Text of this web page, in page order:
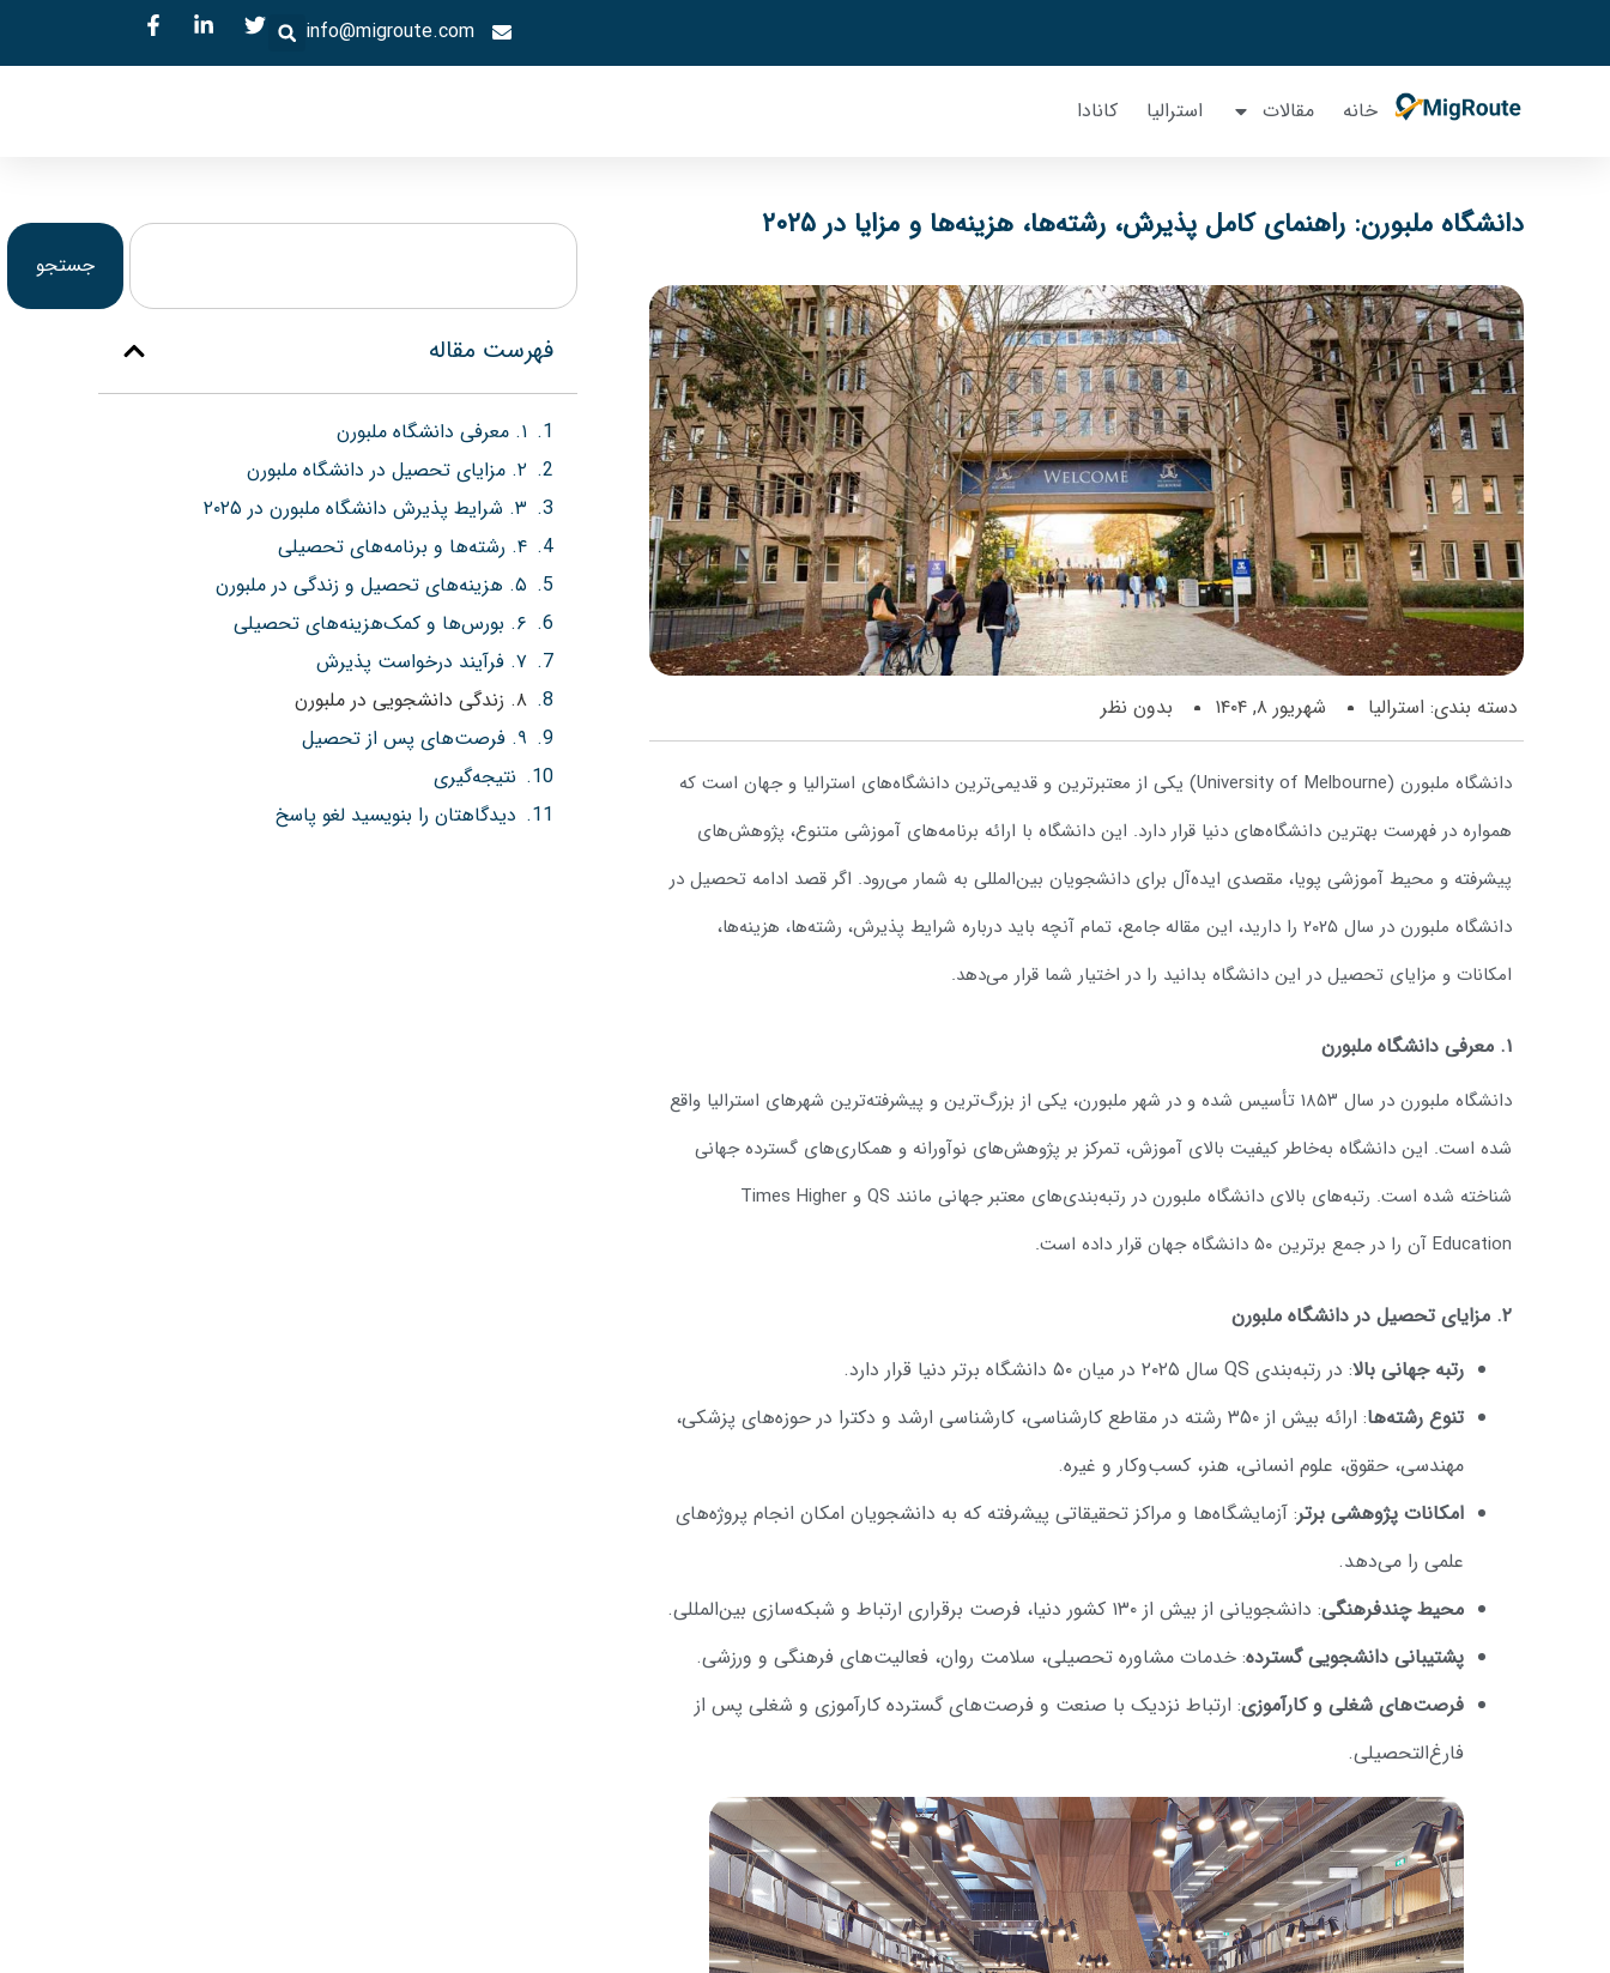
info@migroute.com
خانه مقالات استرالیا کانادا
دانشگاه ملبورن: راهنمای کامل پذیرش، رشته‌ها، هزینه‌ها و مزایا در ۲۰۲۵
دسته بندی: استرالیا شهریور ۸, ۱۴۰۴ بدون نظر
دانشگاه ملبورن (University of Melbourne) یکی از معتبرترین و قدیمی‌ترین دانشگاه‌های استرالیا و جهان است که
همواره در فهرست بهترین دانشگاه‌های دنیا قرار دارد. این دانشگاه با ارائه برنامه‌های آموزشی متنوع، پژوهش‌های
پیشرفته و محیط آموزشی پویا، مقصدی ایده‌آل برای دانشجویان بین‌المللی به شمار می‌رود. اگر قصد ادامه تحصیل در
دانشگاه ملبورن در سال ۲۰۲۵ را دارید، این مقاله جامع، تمام آنچه باید درباره شرایط پذیرش، رشته‌ها، هزینه‌ها،
امکانات و مزایای تحصیل در این دانشگاه بدانید را در اختیار شما قرار می‌دهد.
۱. معرفی دانشگاه ملبورن
دانشگاه ملبورن در سال ۱۸۵۳ تأسیس شده و در شهر ملبورن، یکی از بزرگ‌ترین و پیشرفته‌ترین شهرهای استرالیا واقع
شده است. این دانشگاه به‌خاطر کیفیت بالای آموزش، تمرکز بر پژوهش‌های نوآورانه و همکاری‌های گسترده جهانی
شناخته شده است. رتبه‌های بالای دانشگاه ملبورن در رتبه‌بندی‌های معتبر جهانی مانند QS و Times Higher
Education آن را در جمع برترین ۵۰ دانشگاه جهان قرار داده است.
۲. مزایای تحصیل در دانشگاه ملبورن
رتبه جهانی بالا: در رتبه‌بندی QS سال ۲۰۲۵ در میان ۵۰ دانشگاه برتر دنیا قرار دارد.
تنوع رشته‌ها
: ارائه بیش از ۳۵۰ رشته در مقاطع کارشناسی، کارشناسی ارشد و دکترا در حوزه‌های پزشکی،
مهندسی، حقوق، علوم انسانی، هنر، کسب‌وکار و غیره.
امکانات پژوهشی برتر: آزمایشگاه‌ها و مراکز تحقیقاتی پیشرفته که به دانشجویان امکان انجام پروژه‌های
علمی را می‌دهد.
محیط چندفرهنگی: دانشجویانی از بیش از ۱۳۰ کشور دنیا، فرصت برقراری ارتباط و شبکه‌سازی بین‌المللی.
پشتیبانی دانشجویی گسترده: خدمات مشاوره تحصیلی، سلامت روان، فعالیت‌های فرهنگی و ورزشی.
فرصت‌های شغلی و کارآموزی: ارتباط نزدیک با صنعت و فرصت‌های گسترده کارآموزی و شغلی پس از
فارغ‌التحصیلی.
جستجو
فهرست مقاله
۱. معرفی دانشگاه ملبورن
۲. مزایای تحصیل در دانشگاه ملبورن
۳. شرایط پذیرش دانشگاه ملبورن در ۲۰۲۵
۴. رشته‌ها و برنامه‌های تحصیلی
۵. هزینه‌های تحصیل و زندگی در ملبورن
۶. بورس‌ها و کمک‌هزینه‌های تحصیلی
۷. فرآیند درخواست پذیرش
۸. زندگی دانشجویی در ملبورن
۹. فرصت‌های پس از تحصیل
نتیجه‌گیری
دیدگاهتان را بنویسید لغو پاسخ